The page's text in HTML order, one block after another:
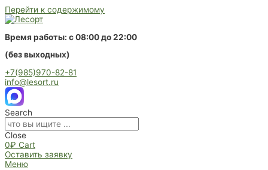
Перейти к содержимому
Время работы: с 08:00 до 22:00
(без выходных)
+7(985)970-82-81
info@lesort.ru
Search
Close
0₽ Cart
Оставить заявку
Меню